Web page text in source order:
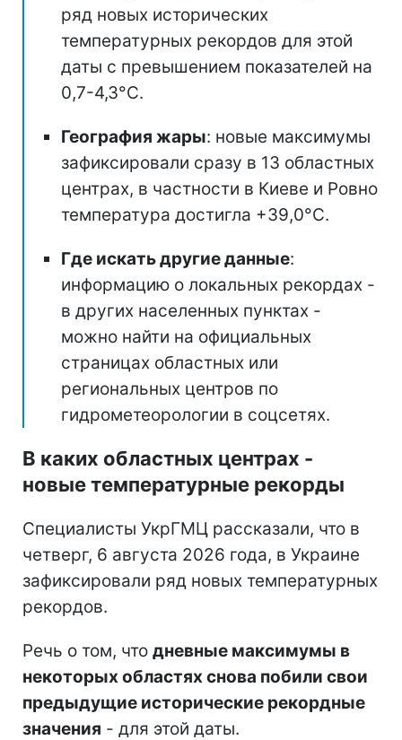
ряд новых исторических
температурных рекордов для этой
даты с превышением показателей на
0,7-4,3°C.
География жары: новые максимумы
зафиксировали сразу в 13 областных
центрах, в частности в Киеве и Ровно
температура достигла +39,0°C.
Где искать другие данные:
информацию о локальных рекордах -
в других населенных пунктах -
можно найти на официальных
страницах областных или
региональных центров по
гидрометеорологии в соцсетях.
В каких областных центрах -
новые температурные рекорды
Специалисты УкрГМЦ рассказали, что в
четверг, 6 августа 2026 года, в Украине
зафиксировали ряд новых температурных
рекордов.
Речь о том, что дневные максимумы в
некоторых областях снова побили свои
предыдущие исторические рекордные
значения - для этой даты.